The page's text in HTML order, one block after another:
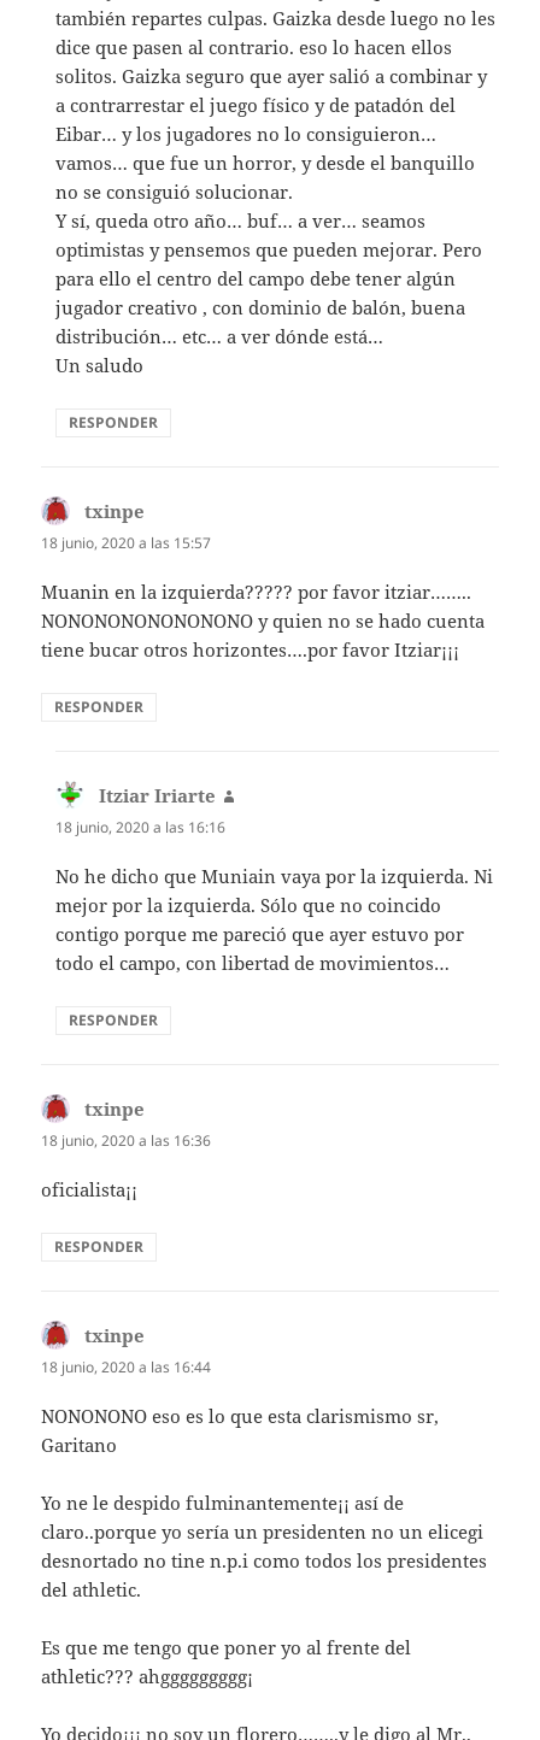
también repartes culpas. Gaizka desde luego no les
dice que pasen al contrario. eso lo hacen ellos
solitos. Gaizka seguro que ayer salió a combinar y
a contrarrestar el juego físico y de patadón del
Eibar… y los jugadores no lo consiguieron…
vamos… que fue un horror, y desde el banquillo
no se consiguió solucionar.
Y sí, queda otro año… buf… a ver… seamos
optimistas y pensemos que pueden mejorar. Pero
para ello el centro del campo debe tener algún
jugador creativo , con dominio de balón, buena
distribución… etc… a ver dónde está…
Un saludo
RESPONDER
txinpe
18 junio, 2020 a las 15:57
Muanin en la izquierda????? por favor itziar……..
NONONONONONONONO y quien no se hado cuenta
tiene bucar otros horizontes….por favor Itziar¡¡¡
RESPONDER
Itziar Iriarte
18 junio, 2020 a las 16:16
No he dicho que Muniain vaya por la izquierda. Ni
mejor por la izquierda. Sólo que no coincido
contigo porque me pareció que ayer estuvo por
todo el campo, con libertad de movimientos…
RESPONDER
txinpe
18 junio, 2020 a las 16:36
oficialista¡¡
RESPONDER
txinpe
18 junio, 2020 a las 16:44
NONONONO eso es lo que esta clarismismo sr,
Garitano
Yo ne le despido fulminantemente¡¡ así de
claro..porque yo sería un presidenten no un elicegi
desnortado no tine n.p.i como todos los presidentes
del athletic.
Es que me tengo que poner yo al frente del
athletic??? ahggggggggg¡
Yo decido¡¡¡ no soy un florero……..y le digo al Mr.,